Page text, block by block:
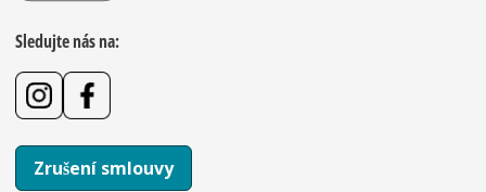
Sledujte nás na:
Zrušení smlouvy